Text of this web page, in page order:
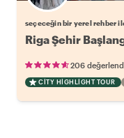
seçeceğin bir yerel rehber
Riga Şehir
206
CITY HIGHLIGHT TOUR